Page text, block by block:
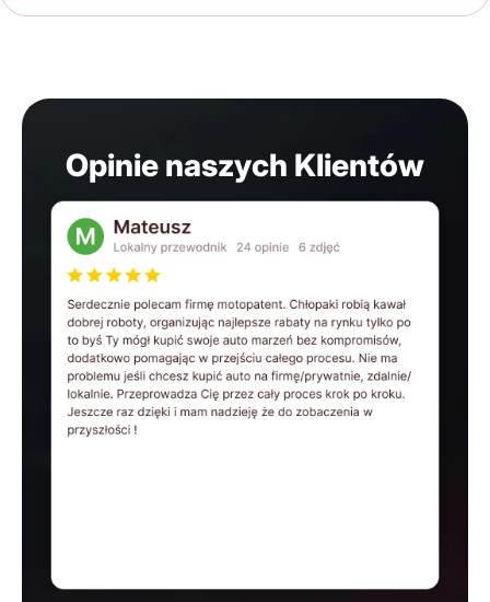
Opinie naszych Klientów